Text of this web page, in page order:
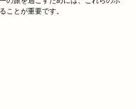
ことが重要です。